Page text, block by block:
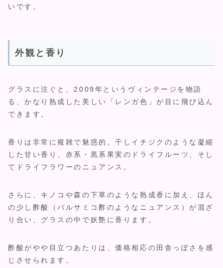
いです。
外観と香り
グラスに注ぐと、2009年というヴィンテージを物語
る、かなり熟成した美しい「レンガ色」が目に飛び込ん
できます。
香りは非常に複雑で魅惑的。干しイチジクのような凝縮
した甘い香り、赤系・黒系果実のドライフルーツ、そし
てドライフラワーのニュアンス。
さらに、キノコや森の下草のような熟成香に加え、ほん
の少し酢酸（バルサミコ酢のようなニュアンス）が混ざ
り合い、グラスの中で妖艶に香ります。
酢酸がやや目立つあたりは、価格相応の田舎っぽさを感
じさせられます。